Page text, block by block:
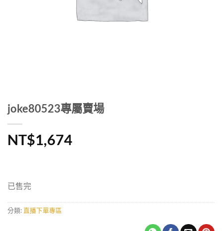
joke80523專屬賣場
NT$1,674
已售完
分類: 直播下單專區